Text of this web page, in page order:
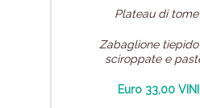
Plateau di tome
Zabaglione
sciroppatee
Euro 33,00 VINI